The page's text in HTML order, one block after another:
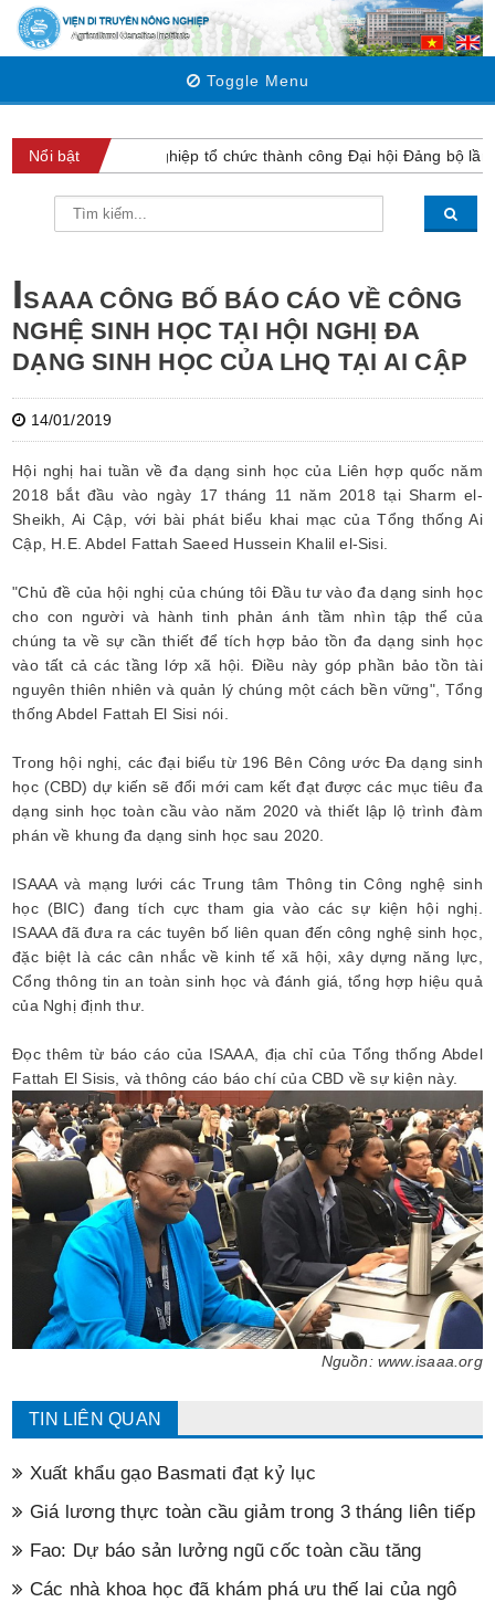
Toggle Menu
Nổi bật
Di truyền Nông nghiệp tổ chức thành công Đại hội Đảng bộ lần
ISAAA CÔNG BỐ BÁO CÁO VỀ CÔNG
NGHỆ SINH HỌC TẠI HỘI NGHỊ ĐA
DẠNG SINH HỌC CỦA LHQ TẠI AI CẬP
14/01/2019
Hội nghị hai tuần về đa dạng sinh học của Liên hợp quốc năm
2018 bắt đầu vào ngày 17 tháng 11 năm 2018 tại Sharm el-
Sheikh, Ai Cập, với bài phát biểu khai mạc của Tổng thống Ai
Cập, H.E. Abdel Fattah Saeed Hussein Khalil el-Sisi.
"Chủ đề của hội nghị của chúng tôi Đầu tư vào đa dạng sinh học
cho con người và hành tinh phản ánh tầm nhìn tập thể của
chúng ta về sự cần thiết để tích hợp bảo tồn đa dạng sinh học
vào tất cả các tầng lớp xã hội. Điều này góp phần bảo tồn tài
nguyên thiên nhiên và quản lý chúng một cách bền vững", Tổng
thống Abdel Fattah El Sisi nói.
Trong hội nghị, các đại biểu từ 196 Bên Công ước Đa dạng sinh
học (CBD) dự kiến sẽ đổi mới cam kết đạt được các mục tiêu đa
dạng sinh học toàn cầu vào năm 2020 và thiết lập lộ trình đàm
phán về khung đa dạng sinh học sau 2020.
ISAAA và mạng lưới các Trung tâm Thông tin Công nghệ sinh
học (BIC) đang tích cực tham gia vào các sự kiện hội nghị.
ISAAA đã đưa ra các tuyên bố liên quan đến công nghệ sinh học,
đặc biệt là các cân nhắc về kinh tế xã hội, xây dựng năng lực,
Cổng thông tin an toàn sinh học và đánh giá, tổng hợp hiệu quả
của Nghị định thư.
Đọc thêm từ báo cáo của ISAAA, địa chỉ của Tổng thống Abdel
Fattah El Sisis, và thông cáo báo chí của CBD về sự kiện này.
Nguồn: www.isaaa.org
TIN LIÊN QUAN
Xuất khẩu gạo Basmati đạt kỷ lục
Giá lương thực toàn cầu giảm trong 3 tháng liên tiếp
Fao: Dự báo sản lưởng ngũ cốc toàn cầu tăng
Các nhà khoa học đã khám phá ưu thế lai của ngô